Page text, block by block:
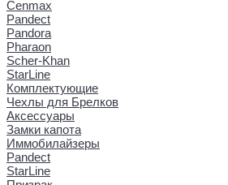
Cenmax
Pandect
Pandora
Pharaon
Scher-Khan
StarLine
Комплектующие
Чехлы для Брелков
Аксессуары
Замки капота
Иммобилайзеры
Pandect
StarLine